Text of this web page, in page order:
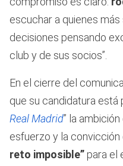
escuchar a quienes
decisiones pensando
club y de sus socios”.
En el cierre del
que su candidatura está
Real Madrid” la
esfuerzo y la convicción
reto imposible” para el